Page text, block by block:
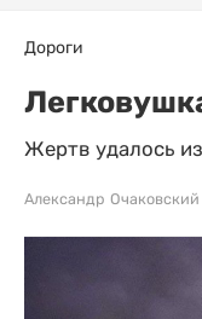
Дороги
Жертв удалось
Александр Очаковский